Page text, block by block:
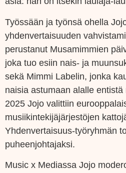
Työssään ja työnsä ohella
yhdenvertaisuuden
perustanut Musamimmien
joka tuo esiin nais- ja
sekä Mimmi Labelin, jonka
naisia astumaan alalle
2025 Jojo valittiin
musiikintekijäjärjestöjen
Yhdenvertaisuus-työryhmän
puheenjohtajaksi.
Music x Mediassa Jojo